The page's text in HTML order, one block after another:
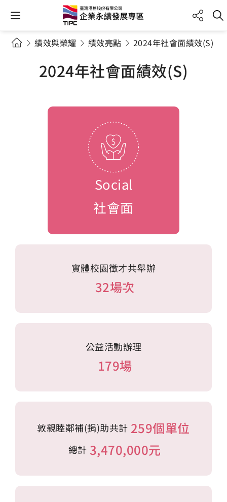
績效與榮耀 績效亮點 2024年社會面績效(S)
2024年社會面績效(S)
Social
社會面
實體校園徵才共舉辦
32場次
公益活動辦理
179場
敦親睦鄰補(捐)助共計 259個單位
總計 3,470,000元